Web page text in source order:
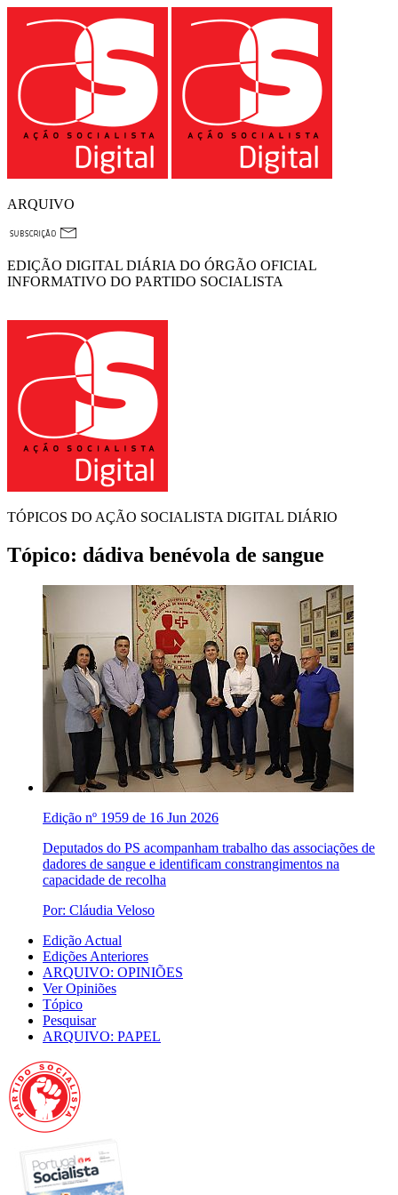
ARQUIVO
EDIÇÃO DIGITAL DIÁRIA DO ÓRGÃO OFICIAL
INFORMATIVO DO PARTIDO SOCIALISTA
TÓPICOS DO AÇÃO SOCIALISTA DIGITAL DIÁRIO
Tópico: dádiva benévola de sangue
Edição nº 1959 de 16 Jun 2026
Deputados do PS acompanham trabalho das associações de
dadores de sangue e identificam constrangimentos na
capacidade de recolha
Por: Cláudia Veloso
Edição Actual
Edições Anteriores
ARQUIVO: OPINIÕES
Ver Opiniões
Tópico
Pesquisar
ARQUIVO: PAPEL